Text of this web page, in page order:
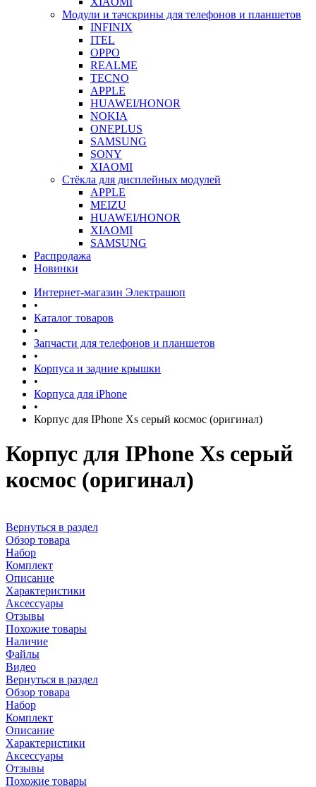
Модули и тачскрины для телефонов и планшетов
INFINIX
ITEL
OPPO
REALME
TECNO
APPLE
HUAWEI/HONOR
NOKIA
ONEPLUS
SAMSUNG
SONY
XIAOMI
Стёкла для дисплейных модулей
APPLE
MEIZU
HUAWEI/HONOR
XIAOMI
SAMSUNG
Распродажа
Новинки
Интернет-магазин Электрашоп
•
Каталог товаров
•
Запчасти для телефонов и планшетов
•
Корпуса и задние крышки
•
Корпуса для iPhone
•
Корпус для IPhone Xs серый космос (оригинал)
Корпус для IPhone Xs серый
космос (оригинал)
Вернуться в раздел
Обзор товара
Набор
Комплект
Описание
Характеристики
Аксессуары
Отзывы
Похожие товары
Наличие
Файлы
Видео
Вернуться в раздел
Обзор товара
Набор
Комплект
Описание
Характеристики
Аксессуары
Отзывы
Похожие товары